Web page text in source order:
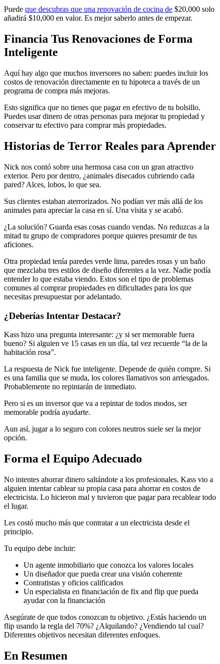
Puede que descubras que una renovación de cocina de $20,000 solo
añadirá $10,000 en valor. Es mejor saberlo antes de empezar.
Financia Tus Renovaciones de Forma
Inteligente
Aquí hay algo que muchos inversores no saben: puedes incluir los
costos de renovación directamente en tu hipoteca a través de un
programa de compra más mejoras.
Esto significa que no tienes que pagar en efectivo de tu bolsillo.
Puedes usar dinero de otras personas para mejorar tu propiedad y
conservar tu efectivo para comprar más propiedades.
Historias de Terror Reales para Aprender
Nick nos contó sobre una hermosa casa con un gran atractivo
exterior. Pero por dentro, ¿animales disecados cubriendo cada
pared? Alces, lobos, lo que sea.
Sus clientes estaban aterrorizados. No podían ver más allá de los
animales para apreciar la casa en sí. Una visita y se acabó.
¿La solución? Guarda esas cosas cuando vendas. No reduzcas a la
mitad tu grupo de compradores porque quieres presumir de tus
aficiones.
Otra propiedad tenía paredes verde lima, paredes rosas y un baño
que mezclaba tres estilos de diseño diferentes a la vez. Nadie podía
entender lo que estaba viendo. Estos son el tipo de problemas
comunes al comprar propiedades en dificultades para los que
necesitas presupuestar por adelantado.
¿Deberías Intentar Destacar?
Kass hizo una pregunta interesante: ¿y si ser memorable fuera
bueno? Si alguien ve 15 casas en un día, tal vez recuerde “la de la
habitación rosa”.
La respuesta de Nick fue inteligente. Depende de quién compre. Si
es una familia que se muda, los colores llamativos son arriesgados.
Probablemente no repintarán de inmediato.
Pero si es un inversor que va a repintar de todos modos, ser
memorable podría ayudarte.
Aun así, jugar a lo seguro con colores neutros suele ser la mejor
opción.
Forma el Equipo Adecuado
No intentes ahorrar dinero saltándote a los profesionales. Kass vio a
alguien intentar cablear su propia casa para ahorrar en costos de
electricista. Lo hicieron mal y tuvieron que pagar para recablear todo
el lugar.
Les costó mucho más que contratar a un electricista desde el
principio.
Tu equipo debe incluir:
Un agente inmobiliario que conozca los valores locales
Un diseñador que pueda crear una visión coherente
Contratistas y oficios calificados
Un especialista en financiación de fix and flip que pueda
ayudar con la financiación
Asegúrate de que todos conozcan tu objetivo. ¿Estás haciendo un
flip usando la regla del 70%? ¿Alquilando? ¿Vendiendo tal cual?
Diferentes objetivos necesitan diferentes enfoques.
En Resumen